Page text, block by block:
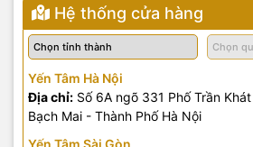
Hệ thống cửa hàng
Yến Tâm Hà Nội
Địa chỉ: Số 6A ngõ 331 Phố Trần
Bạch Mai - Thành Phố Hà Nội
Yến Tâm Sài Gòn